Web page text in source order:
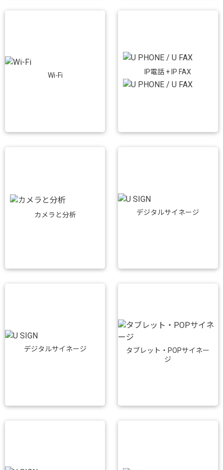
Wi-Fi IP電話 + IP FAX
カメラと分析 デジタルサイネージ
デジタルサイネージ
タブレット・POPサイネー
ジ